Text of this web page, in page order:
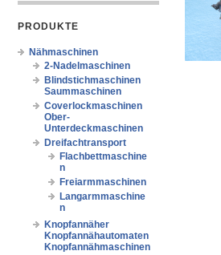
PRODUKTE
Nähmaschinen
2-Nadelmaschinen
Blindstichmaschinen
Saummaschinen
Coverlockmaschinen
Ober-
Unterdeckmaschinen
Dreifachtransport
Flachbettmaschine
n
Freiarmmaschinen
Langarmmaschine
n
Knopfannäher
Knopfannähautomaten
Knopfannähmaschinen